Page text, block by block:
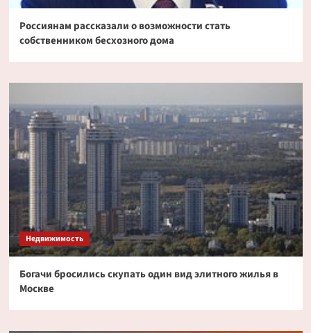
Россиянам рассказали о возможности стать
собственником бесхозного дома
Недвижимость
Богачи бросились скупать один вид элитного жилья в
Москве